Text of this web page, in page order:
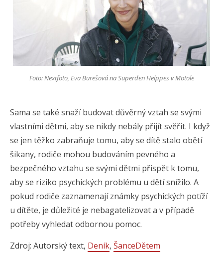
Foto: Nextfoto, Eva Burešová na Superden Helppes v Motole
Sama se také snaží budovat důvěrný vztah se svými
vlastními dětmi, aby se nikdy nebály přijít svěřit. I když
se jen těžko zabraňuje tomu, aby se dítě stalo obětí
šikany, rodiče mohou budováním pevného a
bezpečného vztahu se svými dětmi přispět k tomu,
aby se riziko psychických problému u dětí snížilo. A
pokud rodiče zaznamenají známky psychických potíží
u dítěte, je důležité je nebagatelizovat a v případě
potřeby vyhledat odbornou pomoc.
Zdroj: Autorský text, Deník, ŠanceDětem